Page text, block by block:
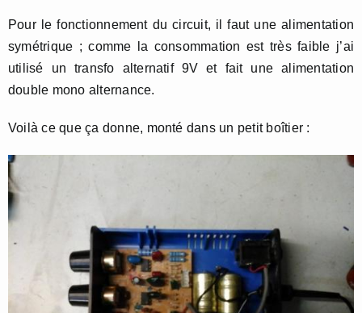
Pour le fonctionnement du circuit, il faut une alimentation
symétrique ; comme la consommation est très faible j’ai
utilisé un transfo alternatif 9V et fait une alimentation
double mono alternance.
Voilà ce que ça donne, monté dans un petit boîtier :